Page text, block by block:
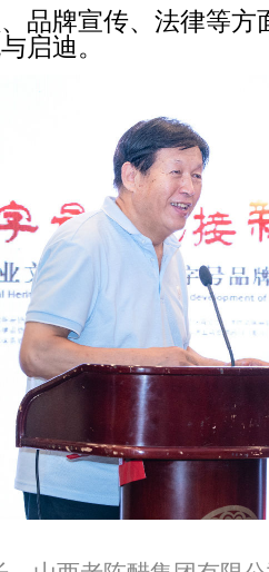
品牌宣传、法律等方
启迪。